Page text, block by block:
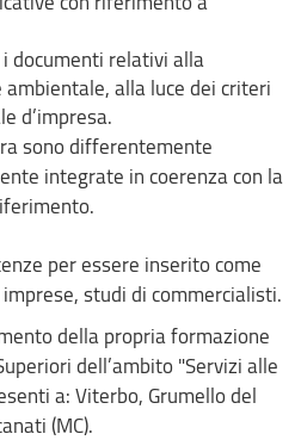
documenti relativi alla
alla luce dei criteri
d’impresa.
sono differentemente
integrate in coerenza con la
per essere inserito come
studi di commercialisti.
della propria formazione
dell’ambito "Servizi alle
a: Viterbo, Grumello del
(MC).